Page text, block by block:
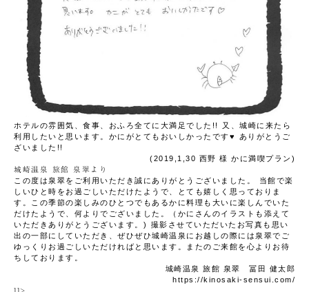
ホテルの雰囲気、食事、おふろ全てに大満足でした!!
又、城崎に来たら
利用したいと思います。かにがとてもおいしかったです♥
ありがとうご
ざいました!!
(2019,1,30 西野 様 かに満喫プラン )
城崎温泉 旅館 泉翠より
この度は泉翠をご利用いただき誠にありがとうございました。
当館で楽
しいひと時をお過ごしいただけたようで、とても嬉しく思っておりま
す。この季節の楽しみのひとつでもあるかに料理も大いに楽しんでいた
だけたようで、何よりでございました。（かにさんのイラストも添えて
いただきありがとうございます。)
撮影させていただいたお写真も思い
出の一部にしていただき、ぜひぜひ城崎温泉にお越しの際には泉翠でご
ゆっくりお過ごしいただければと思います。またのご来館を心よりお待
ちしております。
城崎温泉 旅館 泉翠 冨田 健太郎
https://kinosaki-sensui.com/